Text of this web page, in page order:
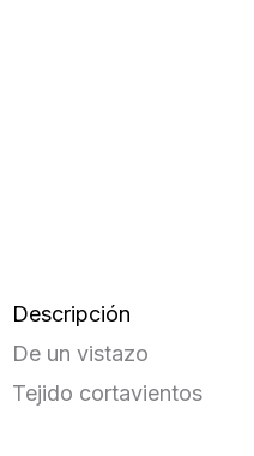
Descripción
De un vistazo
Tejido cortavientos